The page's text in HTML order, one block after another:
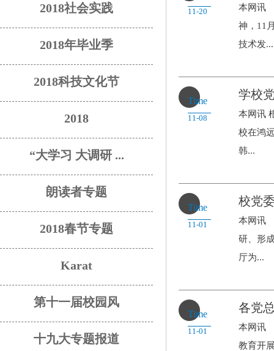
2018社会实践
2018年毕业季
2018科技文化节
2018
“大学习 大调研 ...
朗读者专题
2018春节专题
Karat
第十一届校园风
十九大专题报道
11-20
本网讯
神，11
技术发...
Time
11-08
学校
本网讯
校在鸿
韩...
Time
11-01
校党
本网讯
研、形
厅为...
Time
11-01
各党
本网讯
教育开